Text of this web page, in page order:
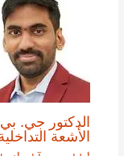
الدكتور جي.
الأشعة